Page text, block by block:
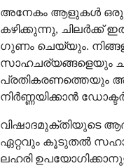
അനേകം ആളുകൾ ഒരു
കഴിക്കുന്നു, ചിലർക്ക്
ഗുണം ചെയ്യും.
സാഹചര്യങ്ങളെയും
പ്രതികരണത്തെയും
നിർണ്ണയിക്കാൻ
വിഷാദമുക്തിയുടെ
ഏറ്റവും കൂടുതൽ
ലഹരി